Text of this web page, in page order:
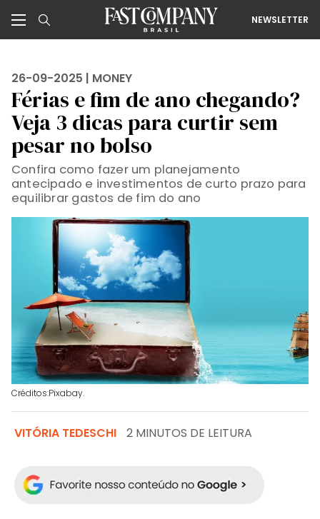
NEWSLETTER
26-09-2025 | MONEY
Férias e fim de ano chegando?
Veja 3 dicas para curtir sem
pesar no bolso
Confira como fazer um planejamento
antecipado e investimentos de curto prazo para
equilibrar gastos de fim do ano
Créditos:Pixabay.
VITÓRIA TEDESCHI 2 MINUTOS DE LEITURA